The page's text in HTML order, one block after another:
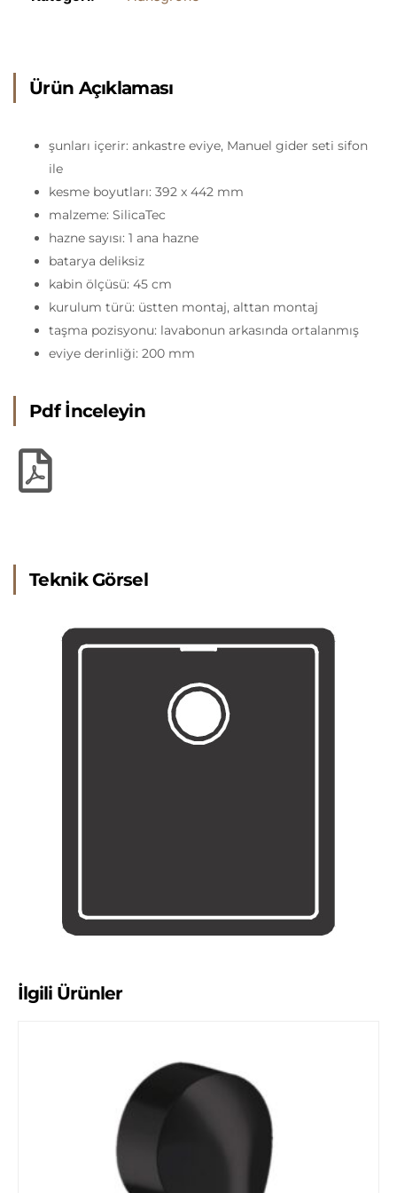
Ürün Açıklaması
şunları içerir: ankastre eviye, Manuel gider seti sifon
ile
kesme boyutları: 392 x 442 mm
malzeme: SilicaTec
hazne sayısı: 1 ana hazne
batarya deliksiz
kabin ölçüsü: 45 cm
kurulum türü: üstten montaj, alttan montaj
taşma pozisyonu: lavabonun arkasında ortalanmış
eviye derinliği: 200 mm
Pdf İnceleyin
Teknik Görsel
İlgili Ürünler